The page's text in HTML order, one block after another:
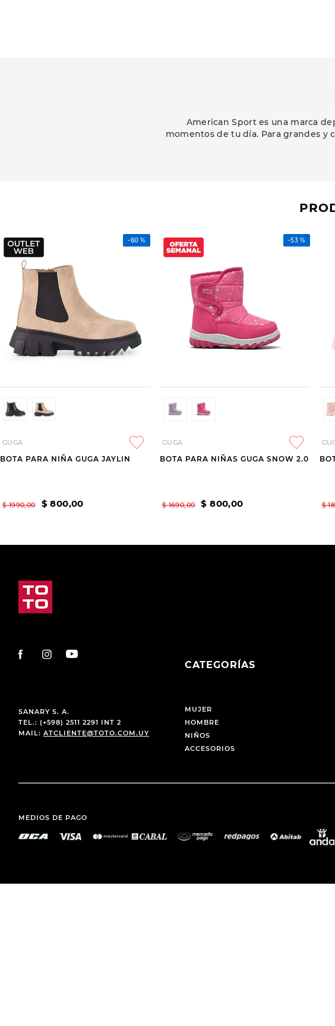
American Sport es una marca
momentos de tu día. Para grandes y
-60 %
GUGA
BOTA PARA NIÑA GUGA JAYLIN
$ 1990,00 $ 800,00
-53 %
GUGA
BOTA PARA NIÑAS GUGA SNOW 2.0
$ 1690,00 $ 800,00 $
SANARY S. A.
TEL.: (+598) 2511 2291 INT 2
MAIL: ATCLIENTE@TOTO.COM.UY
CATEGORÍAS
MUJER
HOMBRE
NIÑOS
ACCESORIOS
MEDIOS DE PAGO